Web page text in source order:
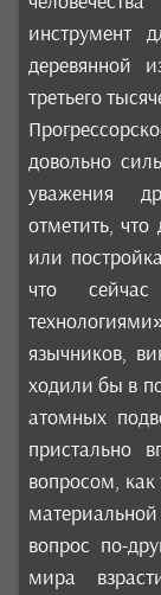
инструмент
деревянной
третьего
довольно
уважения
отметить,
или
что
язычников,
ходили бы в
атомных
пристально
вопросом, как
вопрос по-
мира